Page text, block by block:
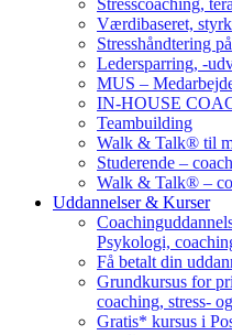
Stresscoaching,
Værdibaseret,
Stresshåndtering
Ledersparring, -
MUS –
IN-HOUSE
Teambuilding
Walk & Talk® til
Studerende –
Walk & Talk® –
Uddannelser & Kurser
Psykologi,
Få betalt din
Grundkursus for
coaching, stress-
Gratis* kursus i